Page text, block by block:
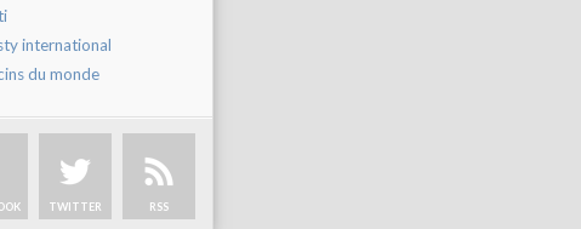
international
du monde
TWITTER RSS